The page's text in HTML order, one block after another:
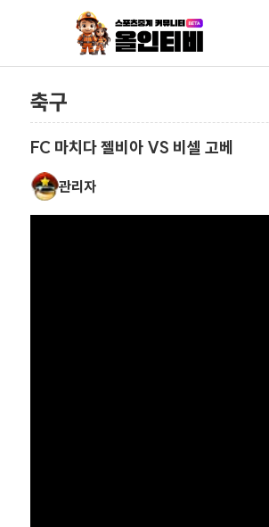
축구
FC 마치다 젤비아 VS 비셀 고베
관리자